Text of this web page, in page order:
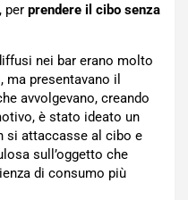
per prendere il cibo senza
nei bar erano molto
presentavano il
avvolgevano, creando
è stato ideato un
si attaccasse al cibo e
sull’oggetto che
di consumo più